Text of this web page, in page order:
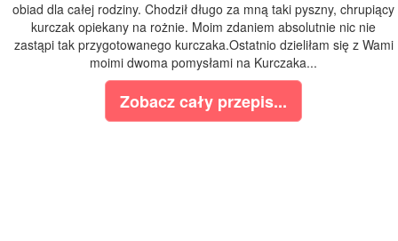
obiad dla całej rodziny. Chodził długo za mną taki pyszny, chrupiący
kurczak opiekany na rożnie. Moim zdaniem absolutnie nic nie
zastąpi tak przygotowanego kurczaka.Ostatnio dzieliłam się z Wami
moimi dwoma pomysłami na Kurczaka...
Zobacz cały przepis...